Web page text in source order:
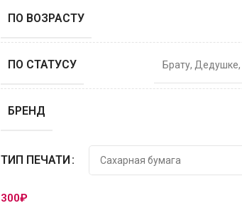
ПО ВОЗРАСТУ
ПО СТАТУСУ Брату, Дедушке,
БРЕНД
ТИП ПЕЧАТИ
300₽